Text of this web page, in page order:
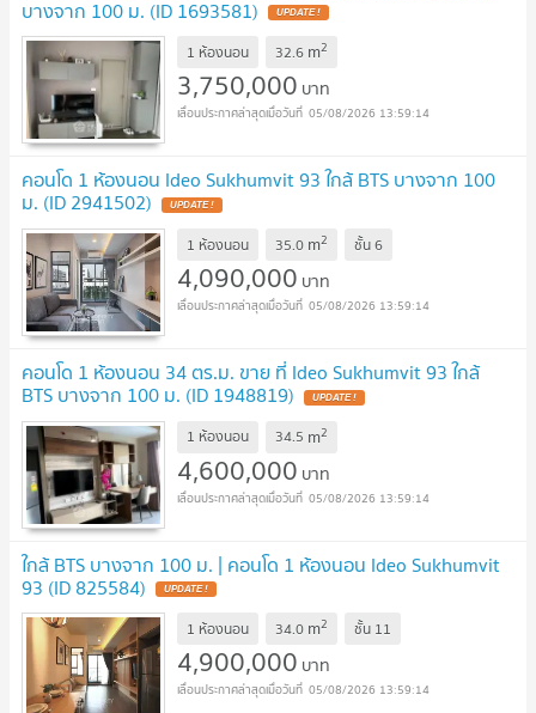
บางจาก 100 ม. (ID 1693581)
1 ห้องนอน 32.6 m2
3,750,000 บาท
05/08/2026 13:59:14
คอนโด 1 ห้องนอน Ideo Sukhumvit 93 ใกล้ BTS บางจาก 100
ม. (ID 2941502)
1 ห้องนอน 35.0 m2 ชั้น6
4,090,000 บาท
05/08/2026 13:59:14
คอนโด 1 ห้องนอน 34 ตร.ม. ขาย ที่ Ideo Sukhumvit 93 ใกล้
BTS บางจาก 100 ม. (ID 1948819)
1 ห้องนอน 34.5 m2
4,600,000 บาท
05/08/2026 13:59:14
ใกล้ BTS บางจาก 100 ม. | คอนโด 1 ห้องนอน Ideo Sukhumvit
93 (ID 825584)
1 ห้องนอน 34.0 m2 ชั้น 11
4,900,000 บาท
05/08/2026 13:59:14